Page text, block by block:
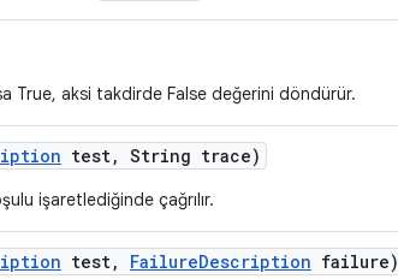
True, aksi takdirde False değerini döndürür.
test, String trace)
işaretlediğinde çağrılır.
test, FailureDescription failure)